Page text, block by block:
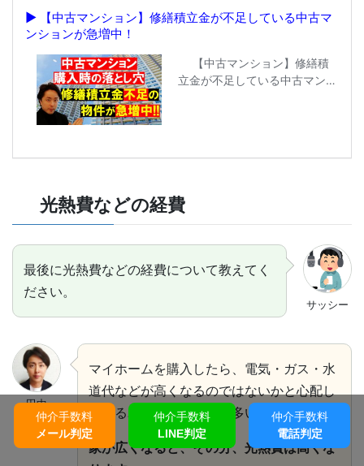
光熱費などの経費
サッシー
最後に光熱費などの経費について教えてく
ださい。
田中
マイホームを購入したら、電気・ガス・水
道代などが高くなるのではないかと心配し
ているユーザーは比較的多いようです。
家が広くなると、その分、光熱費は高くな
仲介手数料
メール判定
仲介手数料
LINE判定
仲介手数料
電話判定